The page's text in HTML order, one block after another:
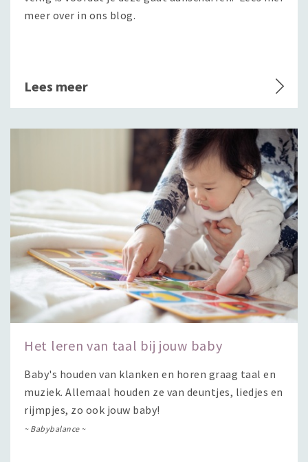
meer over in ons blog.
Lees meer
Het leren van taal bij jouw baby
Baby's houden van klanken en horen graag taal en
muziek. Allemaal houden ze van deuntjes, liedjes en
rijmpjes, zo ook jouw baby!
~ Babybalance ~